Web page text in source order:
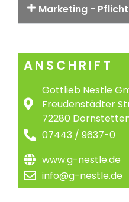
Marketing -
ANSCHRIFT
Gottlieb Nestle
Freudenstädter
72280
07443 / 9637-0
www.g-nestle.de
info@g-nestle.de